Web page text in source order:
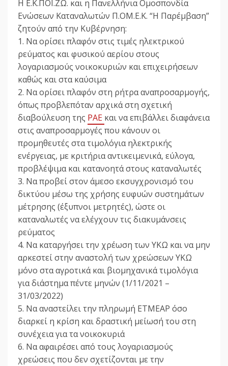
Η Ε.Κ.ΠΟΙ.ΖΩ. και η Πανελλήνια Ομοσπονδία
Ενώσεων Καταναλωτών Π.ΟΜ.Ε.Κ. “Η Παρέμβαση”
ζητούν από την Κυβέρνηση:
1. Να ορίσει πλαφόν στις τιμές ηλεκτρικού
ρεύματος και φυσικού αερίου στους
λογαριασμούς νοικοκυριών και επιχειρήσεων
καθώς και στα καύσιμα
2. Να ορίσει πλαφόν στη ρήτρα αναπροσαρμογής,
όπως προβλεπόταν αρχικά στη σχετική
διαβούλευση της ΡΑΕ και να επιβάλλει διαφάνεια
στις αναπροσαρμογές που κάνουν οι
προμηθευτές στα τιμολόγια ηλεκτρικής
ενέργειας, με κριτήρια αντικειμενικά, εύλογα,
προβλέψιμα και κατανοητά στους καταναλωτές
3. Να προβεί στον άμεσο εκσυγχρονισμό του
δικτύου μέσω της χρήσης ευφυών συστημάτων
μέτρησης (έξυπνοι μετρητές), ώστε οι
καταναλωτές να ελέγχουν τις διακυμάνσεις
ρεύματος
4. Να καταργήσει την χρέωση των ΥΚΩ και να μην
αρκεστεί στην αναστολή των χρεώσεων ΥΚΩ
μόνο στα αγροτικά και βιομηχανικά τιμολόγια
για διάστημα πέντε μηνών (1/11/2021 –
31/03/2022)
5. Να αναστείλει την πληρωμή ΕΤΜΕΑΡ όσο
διαρκεί η κρίση και δραστική μείωσή του στη
συνέχεια για τα νοικοκυριά
6. Να αφαιρέσει από τους λογαριασμούς
χρεώσεις που δεν σχετίζονται με την